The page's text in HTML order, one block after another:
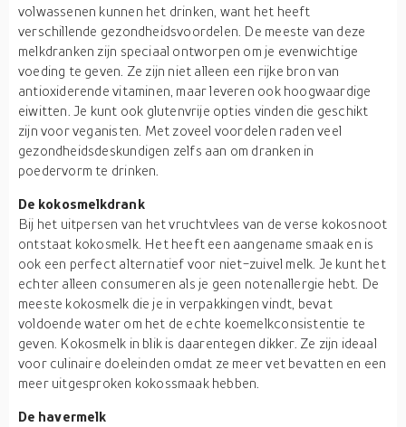
volwassenen kunnen het drinken, want het heeft
verschillende gezondheidsvoordelen. De meeste van deze
melkdranken zijn speciaal ontworpen om je evenwichtige
voeding te geven. Ze zijn niet alleen een rijke bron van
antioxiderende vitaminen, maar leveren ook hoogwaardige
eiwitten. Je kunt ook glutenvrije opties vinden die geschikt
zijn voor veganisten. Met zoveel voordelen raden veel
gezondheidsdeskundigen zelfs aan om dranken in
poedervorm te drinken.
De kokosmelkdrank
Bij het uitpersen van het vruchtvlees van de verse kokosnoot
ontstaat kokosmelk. Het heeft een aangename smaak en is
ook een perfect alternatief voor niet-zuivel melk. Je kunt het
echter alleen consumeren als je geen notenallergie hebt. De
meeste kokosmelk die je in verpakkingen vindt, bevat
voldoende water om het de echte koemelkconsistentie te
geven. Kokosmelk in blik is daarentegen dikker. Ze zijn ideaal
voor culinaire doeleinden omdat ze meer vet bevatten en een
meer uitgesproken kokossmaak hebben.
De havermelk